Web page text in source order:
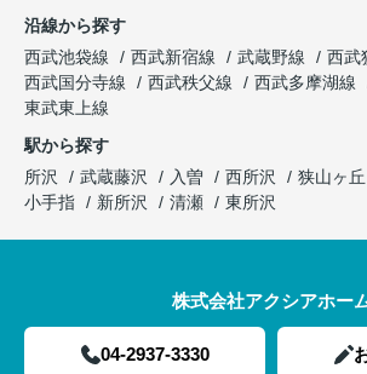
沿線から探す
西武池袋線
西武新宿線 武蔵野線 西武
西武国分寺線
西武秩父線 西武多摩湖線
東武東上線
駅から探す
所沢
武蔵藤沢 入曽 西所沢 狭山ヶ丘
小手指
新所沢 清瀬 東所沢
株式会社アクシアホー
04-2937-3330